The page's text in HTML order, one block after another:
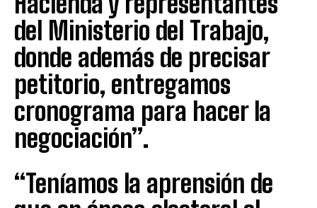
del Ministerio del Trabajo,
donde además de precisar
petitorio, entregamos
cronograma para hacer la
negociación”.
“Teníamos la aprensión de